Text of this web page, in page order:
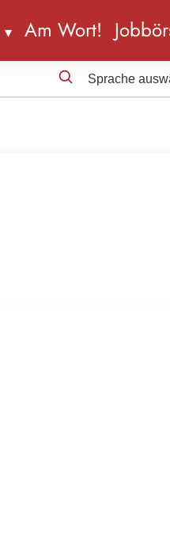
Am Wort!
Sprache